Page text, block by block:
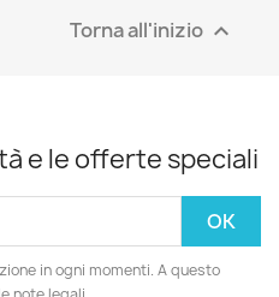
Torna all'inizio 
e le offerte speciali
in ogni momenti. A questo